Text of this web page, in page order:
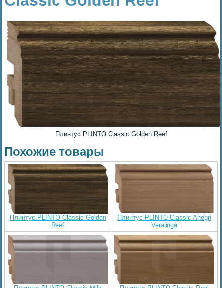
Плинтус PLINTO Classic Golden Reef
Похожие товары
Плинтус PLINTO Classic Golden
Reef
Плинтус PLINTO Classic Anegri
Veralinga